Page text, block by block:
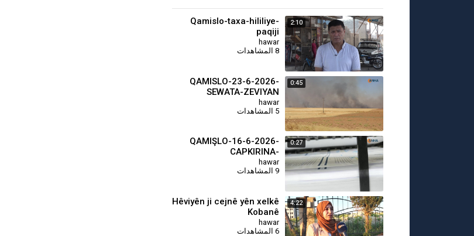
2:10
Qamislo-taxa-hililiye-
paqiji
hawar
8 المشاهدات
0:45
QAMISLO-23-6-2026-
SEWATA-ZEVIYAN
hawar
5 المشاهدات
0:27
QAMIŞLO-16-6-2026-
CAPKIRINA-
MATERYALEN-QONAXA-
SEYEMIN
hawar
9 المشاهدات
4:22
Hêviyên ji cejnê yên xelkê
Kobanê
hawar
6 المشاهدات